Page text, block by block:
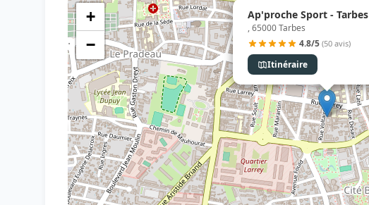
Ap'proche Sport - Tarbes
, 65000 Tarbes
4.8/5 (50 avis)
Itinéraire
+
−